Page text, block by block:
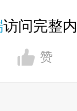
访问完整
赞